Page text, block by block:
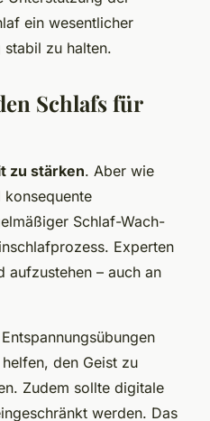
ein wesentlicher
zu halten.
Schlafs für
zu stärken. Aber wie
Schlaf-Wach-
Experten
aufzustehen – auch an
den Geist zu
Zudem sollte digitale
werden. Das